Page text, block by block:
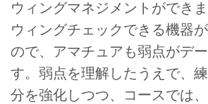
ウィングマネジメントができ
ウィングチェックできる機器
ので、アマチュアも弱点がデ
す。弱点を理解したうえで、
分を強化しつつ、コースでは